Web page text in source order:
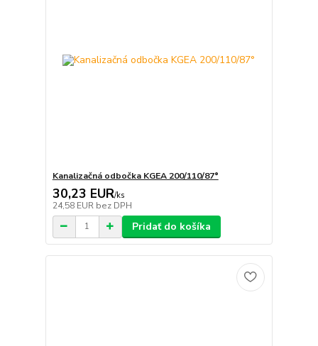
Kanalizačná odbočka KGEA 200/110/87°
30,23 EUR/ks
24,58 EUR bez DPH
Pridať do košíka